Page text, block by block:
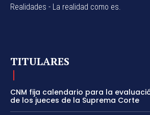
Realidades - La realidad como es.
TITULARES
CNM fija calendario para la
de los jueces de la Suprema Corte